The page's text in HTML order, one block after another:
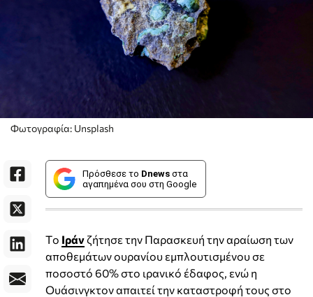
Φωτογραφία: Unsplash
Πρόσθεσε το Dnews στα
αγαπημένα σου στη Google
Tο Ιράνζήτησε την Παρασκευή την αραίωση των
αποθεμάτων ουρανίου εμπλουτισμένου σε
ποσοστό 60% στο ιρανικό έδαφος, ενώ η
Ουάσινγκτον απαιτεί την καταστροφή τους στο